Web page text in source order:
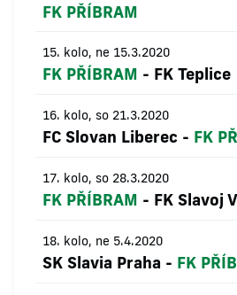
FK PŘÍBRAM
15. kolo, ne 15.3.2020
FK PŘÍBRAM - FK Teplice
16. kolo, so 21.3.2020
FC Slovan Liberec - FK
17. kolo, so 28.3.2020
FK PŘÍBRAM - FK Slavoj
18. kolo, ne 5.4.2020
SK Slavia Praha - FK